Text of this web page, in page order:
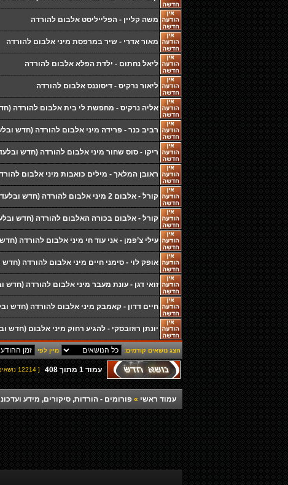
משה קליין - הפלייליסט אלבום להורדה
מאור אדרי - שיר במרפסת מיני אלבום להורדה
ליאל נחתום - ילדת הפלא אלבום להורדה
ליאור נרקיס - דיסוננס אלבום להורדה
אליה נרקיס - מחפשת לי בית אלבום להורדה
רביב כנר - פרידה מיני אלבום להורדה (חדש
ריקו - סוס שחור מיני אלבום להורדה (חדש
ראובן המלאך - מילים כואבות מיני אלבום
קורל - אלבום 2 מיני אלבום להורדה (חדש ובלעדי)
קורל - אלבום בכורה האלבום להורדה (חדש
עילי צ’פמן - אני עוד חי מיני אלבום להורדה
אופק לוי - סימני חיים מיני אלבום להורדה (חדש
זואי דגן - עונת מעבר מיני אלבום להורדה (חדש
חיים דדון - קאמבק מיני אלבום להורדה (חדש
יונתן רוזובסקי - להגיע רחוק מיני אלבום (חדש
הצג נושאים קודמים: מיין לפי
עמוד 1 מתוך 408 [ 12214 נושאים ]
עמוד ראשי » פורומים - הורדות, סיקורים, מידע